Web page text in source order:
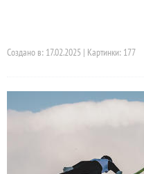
Создано в: 17.02.2025 | Картинки: 177